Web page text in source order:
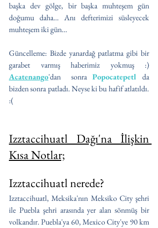
başka dev gölge, bir başka muhteşem gün
doğumu daha… Anı defterimizi süsleyecek
muhteşem iki gün…
Güncelleme: Bizde yanardağ patlatma gibi bir
Acatenango'dan  sonra Popocatepetl
da
bizden sonra patladı. Neyse ki bu hafif atlatıldı.
:(
Izztaccihuatl Dağı'na İlişkin
Kısa Notlar;
Izztaccihuatl nerede?
Izztaccihuatl, Meksika'nın Meksiko City şehri
ile Puebla şehri arasında yer alan sönmüş bir
volkandır. Puebla'ya 60, Mexico City'ye 90 km